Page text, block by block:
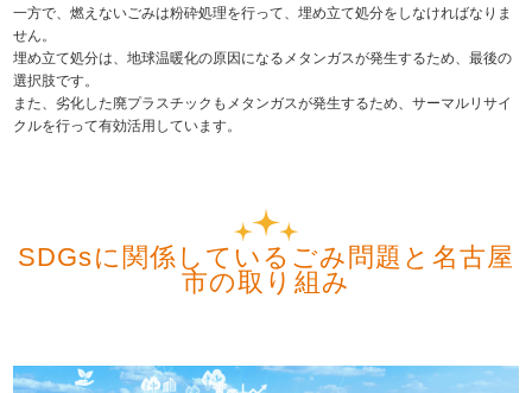
一方で、燃えないごみは粉砕処理を行って、埋め立て処分をしなければなりま
せん。
埋め立て処分は、地球温暖化の原因になるメタンガスが発生するため、最後の
選択肢です。
また、劣化した廃プラスチックもメタンガスが発生するため、サーマルリサイ
クルを行って有効活用しています。
SDGsに関係しているごみ問題と名古屋
市の取り組み